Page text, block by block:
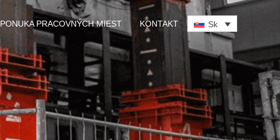
PONUKA PRACOVNÝCH MIEST KONTAKT Sk